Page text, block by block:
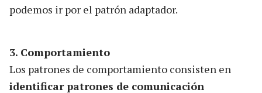
podemos ir por el patrón adaptador.
3. Comportamiento
Los patrones de comportamiento consisten en
identificar patrones de comunicación